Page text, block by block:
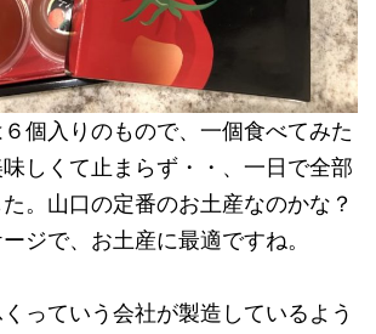
個入りのもので、一個食べてみた
しくて止まらず・・、一日で全部
。山口の定番のお土産なのかな？
ジで、お土産に最適ですね。
っていう会社が製造しているよう